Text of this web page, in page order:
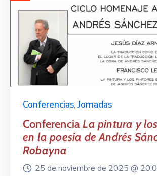
Conferencias, Jornadas
ConferenciaLa pintura y
en la poesía de Andrés
Robayna
25 de noviembre de 2025 @